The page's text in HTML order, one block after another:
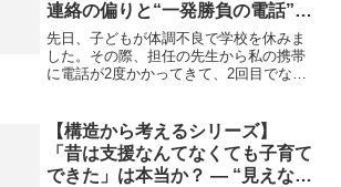
連絡の偏りと“一発勝負の電話”を
めぐって」
先日、子どもが体調不良で学校を休みま
した。その際、担任の先生から私の携帯
に電話が2度かかってきて、2回目でなん
にわたる内容を覚え、帰宅後に夫に共有
しました。ところが翌日...
【構造から考えるシリーズ】
「昔は支援なんてなくても子育て
できた」は本当か？ ― “見えない